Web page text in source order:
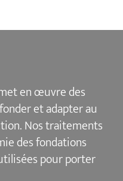
en œuvre des
et adapter au
Nos traitements
des fondations
pour porter